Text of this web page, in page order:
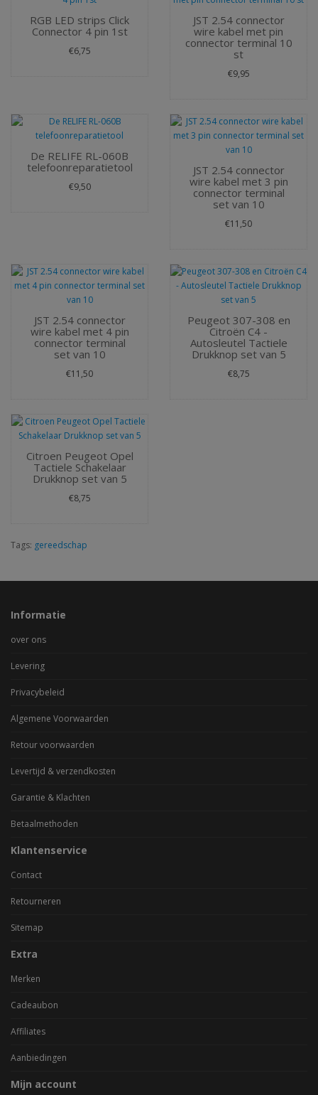
RGB LED strips Click
Connector 4 pin 1st
€6,75
JST 2.54 connector
wire kabel met pin
connector terminal 10
st
€9,95
De RELIFE RL-060B
telefoonreparatietool
€9,50
JST 2.54 connector
wire kabel met 3 pin
connector terminal
set van 10
€11,50
JST 2.54 connector
wire kabel met 4 pin
connector terminal
set van 10
€11,50
Peugeot 307-308 en
Citroën C4 -
Autosleutel Tactiele
Drukknop set van 5
€8,75
Citroen Peugeot Opel
Tactiele Schakelaar
Drukknop set van 5
€8,75
Tags: gereedschap
Informatie
over ons
Levering
Privacybeleid
Algemene Voorwaarden
Retour voorwaarden
Levertijd & verzendkosten
Garantie & Klachten
Betaalmethoden
Klantenservice
Contact
Retourneren
Sitemap
Extra
Merken
Cadeaubon
Affiliates
Aanbiedingen
Mijn account